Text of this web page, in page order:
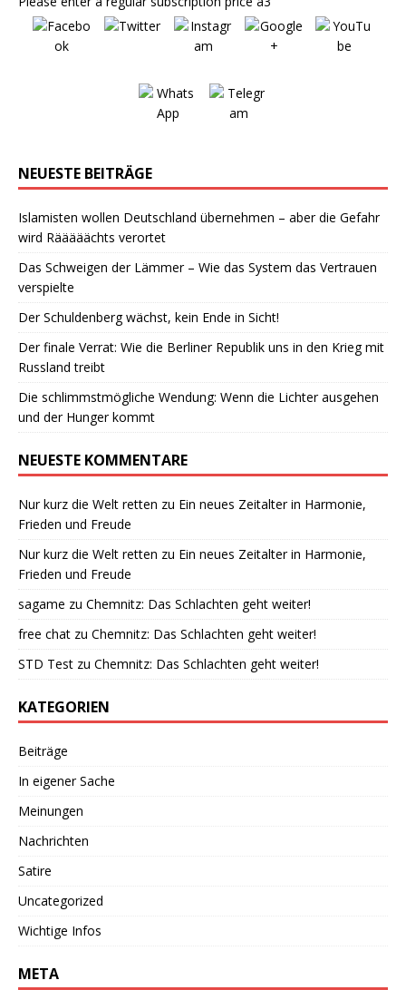
NEUESTE BEITRÄGE
Islamisten wollen Deutschland übernehmen – aber die Gefahr
wird Rääääächts verortet
Das Schweigen der Lämmer – Wie das System das Vertrauen
verspielte
Der Schuldenberg wächst, kein Ende in Sicht!
Der finale Verrat: Wie die Berliner Republik uns in den Krieg mit
Russland treibt
Die schlimmstmögliche Wendung: Wenn die Lichter ausgehen
und der Hunger kommt
NEUESTE KOMMENTARE
Nur kurz die Welt retten zu Ein neues Zeitalter in Harmonie,
Frieden und Freude
Nur kurz die Welt retten zu Ein neues Zeitalter in Harmonie,
Frieden und Freude
sagame zu Chemnitz: Das Schlachten geht weiter!
free chat zu Chemnitz: Das Schlachten geht weiter!
STD Test zu Chemnitz: Das Schlachten geht weiter!
KATEGORIEN
Beiträge
In eigener Sache
Meinungen
Nachrichten
Satire
Uncategorized
Wichtige Infos
META